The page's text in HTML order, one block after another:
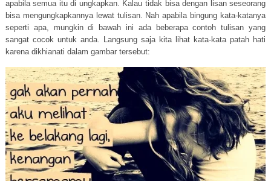
apabila semua itu di ungkapkan. Kalau tidak bisa dengan lisan seseorang
bisa mengungkapkannya lewat tulisan. Nah apabila bingung kata-katanya
seperti apa, mungkin di bawah ini ada beberapa contoh tulisan yang
sangat cocok untuk anda. Langsung saja kita lihat kata-kata patah hati
karena dikhianati dalam gambar tersebut: